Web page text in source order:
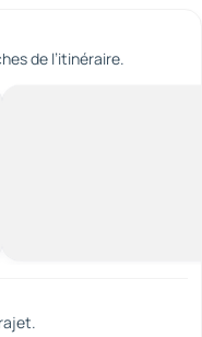
de l’itinéraire.